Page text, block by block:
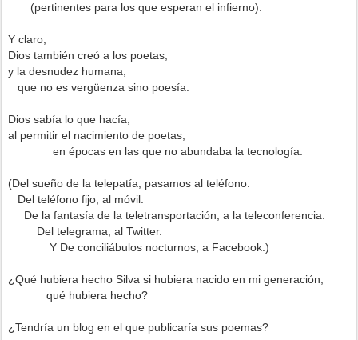
(pertinentes para los que esperan el infierno).
Y claro,
Dios también creó a los poetas,
y la desnudez humana,
que no es vergüenza sino poesía.
Dios sabía lo que hacía,
al permitir el nacimiento de poetas,
en épocas en las que no abundaba la tecnología.
(Del sueño de la telepatía, pasamos al teléfono.
Del teléfono fijo, al móvil.
De la fantasía de la teletransportación, a la teleconferencia.
Del telegrama, al Twitter.
Y De conciliábulos nocturnos, a Facebook.)
¿Qué hubiera hecho Silva si hubiera nacido en mi generación,
qué hubiera hecho?
¿Tendría un blog en el que publicaría sus poemas?